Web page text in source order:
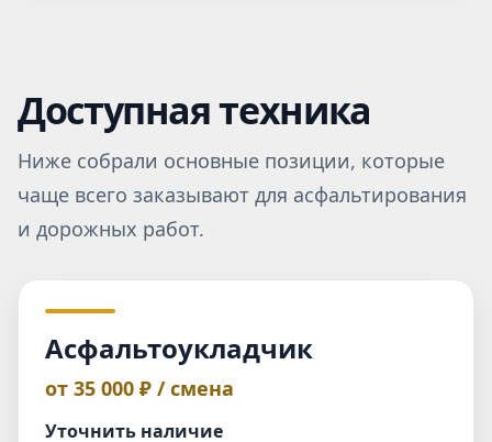
Доступная техника
Ниже собрали основные позиции, которые
чаще всего заказывают для асфальтирования
и дорожных работ.
Асфальтоукладчик
от 35 000 ₽ / смена
Уточнить наличие